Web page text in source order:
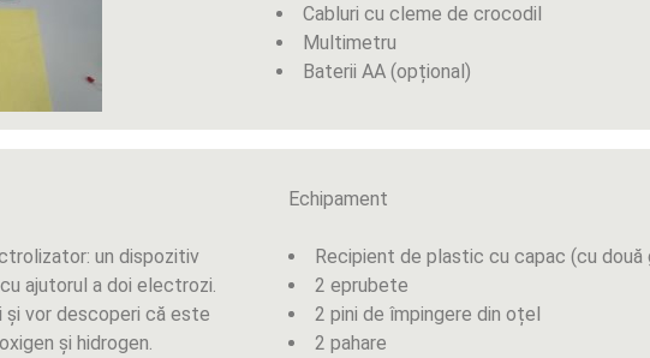
Cabluri cu cleme de crocodil
Multimetru
Baterii AA (opțional)
un dispozitiv
ajutorul a doi electrozi.
vor descoperi că este
și hidrogen.
Echipament
Recipient de plastic cu capac (cu două
2 eprubete
2 pini de împingere din oțel
2 pahare